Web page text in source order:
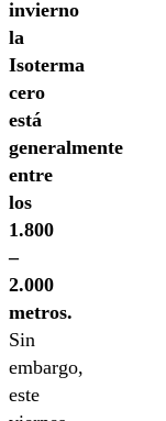
invierno
la
Isoterma
cero
está
generalmente
entre
los
1.800
–
2.000
metros.
Sin
embargo,
este